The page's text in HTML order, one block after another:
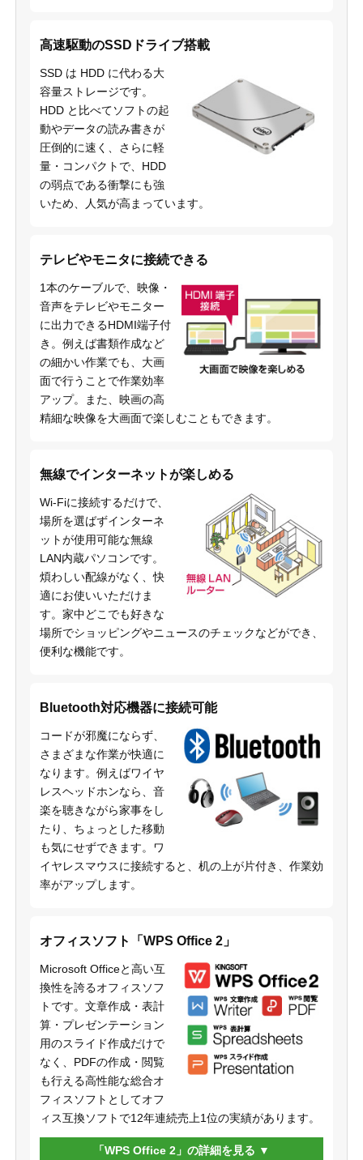
高速駆動のSSDドライブ搭載
SSD は HDD に代わる大
容量ストレージです。
HDD と比べてソフトの起
動やデータの読み書きが
圧倒的に速く、さらに軽
量・コンパクトで、HDD
の弱点である衝撃にも強
いため、人気が高まっています。
テレビやモニタに接続できる
1本のケーブルで、映像・
音声をテレビやモニター
に出力できるHDMI端子付
き。例えば書類作成など
の細かい作業でも、大画
面で行うことで作業効率
アップ。また、映画の高
精細な映像を大画面で楽しむこともできます。
無線でインターネットが楽しめる
Wi-Fiに接続するだけで、
場所を選ばずインターネ
ットが使用可能な無線
LAN内蔵パソコンです。
煩わしい配線がなく、快
適にお使いいただけま
す。家中どこでも好きな
場所でショッピングやニュースのチェックなどができ、
便利な機能です。
Bluetooth対応機器に接続可能
コードが邪魔にならず、
さまざまな作業が快適に
なります。例えばワイヤ
レスヘッドホンなら、音
楽を聴きながら家事をし
たり、ちょっとした移動
も気にせずできます。ワ
イヤレスマウスに接続すると、机の上が片付き、作業効
率がアップします。
オフィスソフト「WPS Office 2」
Microsoft Officeと高い互
換性を誇るオフィスソフ
トです。文章作成・表計
算・プレゼンテーション
用のスライド作成だけで
なく、PDFの作成・閲覧
も行える高性能な総合オ
フィスソフトとしてオフ
ィス互換ソフトで12年連続売上1位の実績があります。
「WPS Office 2」の詳細を見る